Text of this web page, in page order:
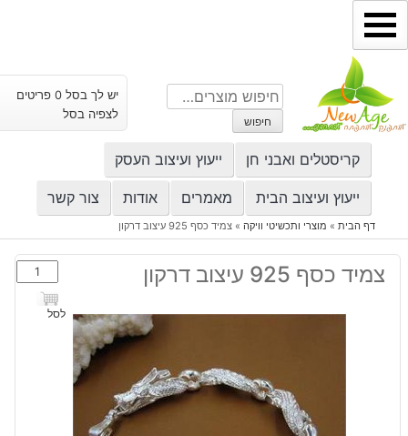
דילוג
לתוכן
חיפוש
עבור:
חיפוש
יש לך בסל 0 פריטים
לצפיה בסל
קריסטלים ואבני חן ייעוץ ועיצוב העסק
ייעוץ ועיצוב הבית מאמרים אודות צור קשר
דף הבית» מוצרי ותכשיטי וויקה» צמיד כסף 925 עיצוב דרקון
צמיד כסף 925 עיצוב דרקון
כמות
של
צמיד
לסל